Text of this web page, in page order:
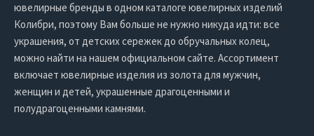
ювелирные бренды в одном каталоге ювелирных изделий
Колибри, поэтому Вам больше не нужно никуда идти: все
украшения, от детских сережек до обручальных колец,
можно найти на нашем официальном сайте. Ассортимент
включает ювелирные изделия из золота для мужчин,
женщин и детей, украшенные драгоценными и
полудрагоценными камнями.